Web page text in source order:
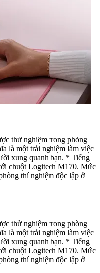
thử nghiệm trong phòng
là một trải nghiệm làm việc
xung quanh bạn. * Tiếng
chuột Logitech M170. Mức
thí nghiệm độc lập ở
thử nghiệm trong phòng
là một trải nghiệm làm việc
xung quanh bạn. * Tiếng
chuột Logitech M170. Mức
thí nghiệm độc lập ở